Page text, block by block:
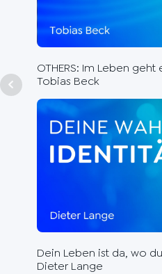
OTHERS: Im Leben
Tobias Beck
Dein Leben ist da, wo
Dieter Lange